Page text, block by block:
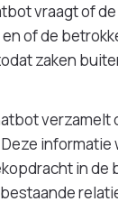
vraagt of
of de
zaken
verzamelt
in de